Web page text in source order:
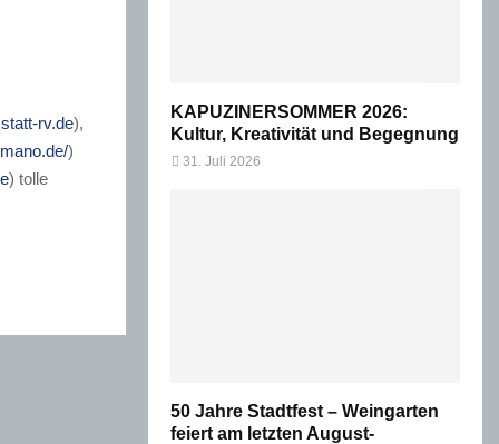
rv.de),
)
) tolle
KAPUZINERSOMMER 2026:
Kultur, Kreativität und Begegnung
31. Juli 2026
50 Jahre Stadtfest – Weingarten
feiert am letzten August-